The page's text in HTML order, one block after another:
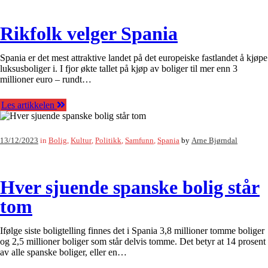
Rikfolk velger Spania
Spania er det mest attraktive landet på det europeiske fastlandet å kjøpe
luksusboliger i. I fjor økte tallet på kjøp av boliger til mer enn 3
millioner euro – rundt…
Les artikkelen
13/12/2023 in Bolig, Kultur, Politikk, Samfunn, Spania by Arne Bjørndal
Hver sjuende spanske bolig står
tom
Ifølge siste boligtelling finnes det i Spania 3,8 millioner tomme boliger
og 2,5 millioner boliger som står delvis tomme. Det betyr at 14 prosent
av alle spanske boliger, eller en…